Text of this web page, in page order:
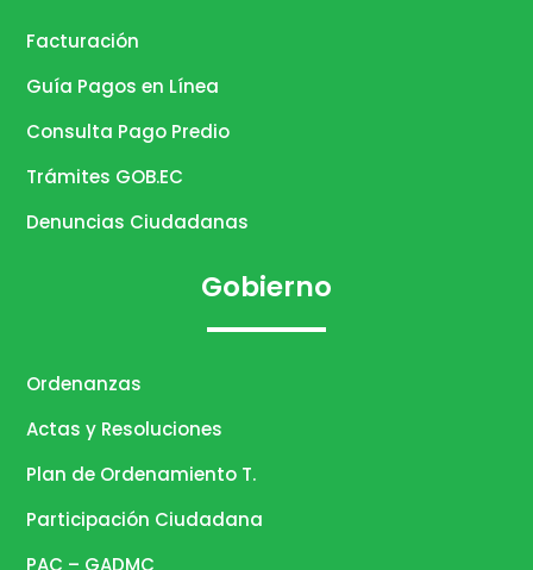
Facturación
Guía Pagos en Línea
Consulta Pago Predio
Trámites GOB.EC
Denuncias Ciudadanas
Gobierno
Ordenanzas
Actas y Resoluciones
Plan de Ordenamiento T.
Participación Ciudadana
PAC – GADMC